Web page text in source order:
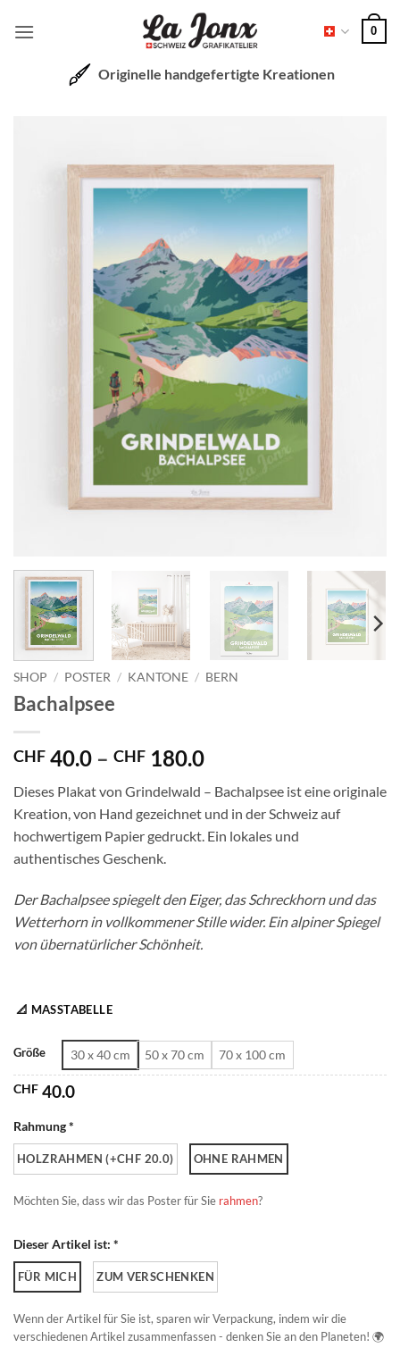
Inhalt
0
Originelle handgefertigte Kreationen
SHOP / POSTER / KANTONE / BERN
Bachalpsee
CHF 40.0 – CHF 180.0Preisspanne:
bis
CHF 180.0
Dieses Plakat von Grindelwald – Bachalpsee ist eine originale
Kreation, von Hand gezeichnet und in der Schweiz auf
hochwertigem Papier gedruckt. Ein lokales und
authentisches Geschenk.
Der Bachalpsee spiegelt den Eiger, das Schreckhorn und das
Wetterhorn in vollkommener Stille wider. Ein alpiner Spiegel
von übernatürlicher Schönheit.
📐 MASSTABELLE
Größe 30 x 40 cm 50 x 70 cm 70 x 100 cm
CHF 40.0
Rahmung *
HOLZRAHMEN (+CHF 20.0) OHNE RAHMEN
Möchten Sie, dass wir das Poster für Sie rahmen?
Dieser Artikel ist: *
FÜR MICH ZUM VERSCHENKEN
Wenn der Artikel für Sie ist, sparen wir Verpackung, indem wir die
verschiedenen Artikel zusammenfassen - denken Sie an den Planeten! 🌍